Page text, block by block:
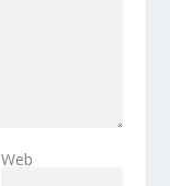
Web